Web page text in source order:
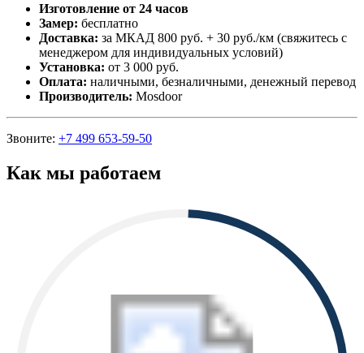
Изготовление от 24 часов
Замер: бесплатно
Доставка: за МКАД 800 руб. + 30 руб./км (свяжитесь с
менеджером для индивидуальных условий)
Установка: от 3 000 руб.
Оплата: наличными, безналичными, денежный перевод
Производитель: Mosdoor
Звоните: +7 499 653-59-50
Как мы работаем